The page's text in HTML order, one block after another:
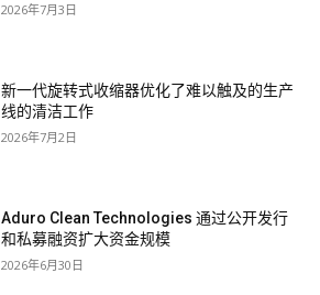
2026年7月3日
新一代旋转式收缩器优化了难以触及的生产
线的清洁工作
2026年7月2日
Aduro Clean Technologies 通过公开发行
和私募融资扩大资金规模
2026年6月30日